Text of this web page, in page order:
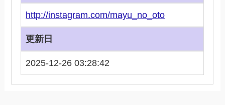
http://instagram.com/mayu_no_oto
更新日
2025-12-26 03:28:42